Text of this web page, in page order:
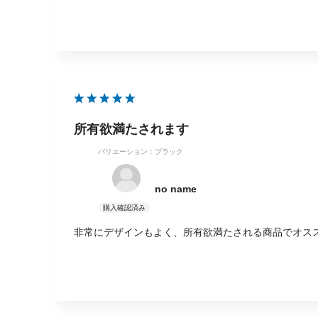
所有欲満たされます
バリエーション：ブラック
no name
非常にデザインもよく、所有欲満たされる商品でオス